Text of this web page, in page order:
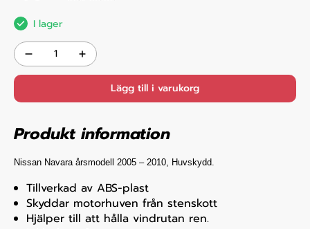
I lager
Lägg till i varukorg
Produkt information
Nissan Navaraårsmodell 2005 – 2010, Huvskydd.
Tillverkad av ABS-plast
Skyddar motorhuven från stenskott
Hjälper till att hålla vindrutan ren.